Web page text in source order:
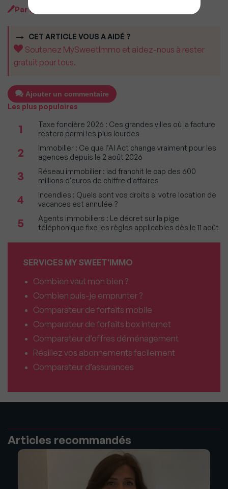
ParMySweet Newsroom
CET ARTICLE VOUS A AIDÉ ?
Soutenez MySweetImmo et aidez-nous à rester
gratuit pour tous.
Ajouter un commentaire
Les plus populaires
1
Taxe foncière 2026 : Ces grandes villes où la facture
restera parmi les plus lourdes
2
Immobilier : Ce que l’AI Act change vraiment pour les
agences depuis le 2 août 2026
3
Réseau immobilier : iad franchit le cap des 600
millions d'euros de chiffre d'affaires
4
Incendies : Quels sont vos droits si votre location de
vacances est annulée ?
5
Agents immobiliers : Le décret sur la pige
téléphonique fixe les règles applicables dès le 11 août
SERVICES MY SWEET'IMMO
Combien vaut mon bien ?
Combien puis-je emprunter ?
Comparateur de forfaits mobile
Comparateur de forfaits box Internet
Comparateur d’offres déménagement
Résiliez vos abonnements facilement
Comparateur d’assurances
Articles recommandés